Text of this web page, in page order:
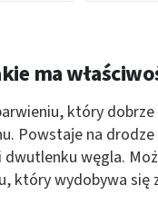
ma
który
Powstaje na
węgla.
który wydobywa się
z różnych źródeł